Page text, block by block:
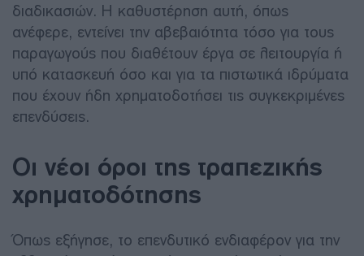
διαδικασιών. Η καθυστέρηση αυτή, όπως
ανέφερε, εντείνει την αβεβαιότητα τόσο για τους
παραγωγούς που διαθέτουν έργα σε λειτουργία ή
υπό κατασκευή όσο και για τα πιστωτικά ιδρύματα
που έχουν ήδη χρηματοδοτήσει τις συγκεκριμένες
επενδύσεις.
Οι νέοι όροι της τραπεζικής
χρηματοδότησης
Όπως εξήγησε, το επενδυτικό ενδιαφέρον για την